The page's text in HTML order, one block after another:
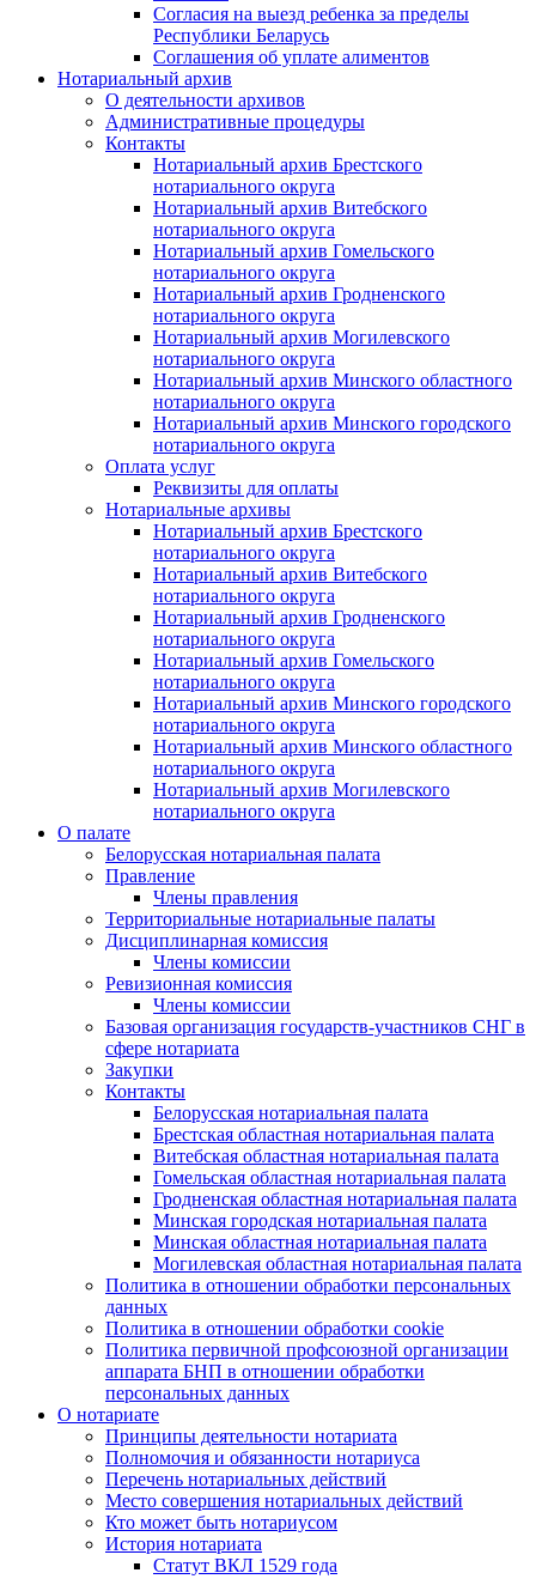
Согласия на выезд ребенка за пределы
Республики Беларусь
Соглашения об уплате алиментов
Нотариальный архив
О деятельности архивов
Административные процедуры
Контакты
Нотариальный архив Брестского
нотариального округа
Нотариальный архив Витебского
нотариального округа
Нотариальный архив Гомельского
нотариального округа
Нотариальный архив Гродненского
нотариального округа
Нотариальный архив Могилевского
нотариального округа
Нотариальный архив Минского областного
нотариального округа
Нотариальный архив Минского городского
нотариального округа
Оплата услуг
Реквизиты для оплаты
Нотариальные архивы
Нотариальный архив Брестского
нотариального округа
Нотариальный архив Витебского
нотариального округа
Нотариальный архив Гродненского
нотариального округа
Нотариальный архив Гомельского
нотариального округа
Нотариальный архив Минского городского
нотариального округа
Нотариальный архив Минского областного
нотариального округа
Нотариальный архив Могилевского
нотариального округа
О палате
Белорусская нотариальная палата
Правление
Члены правления
Территориальные нотариальные палаты
Дисциплинарная комиссия
Члены комиссии
Ревизионная комиссия
Члены комиссии
Базовая организация государств-участников СНГ в
сфере нотариата
Закупки
Контакты
Белорусская нотариальная палата
Брестская областная нотариальная палата
Витебская областная нотариальная палата
Гомельская областная нотариальная палата
Гродненская областная нотариальная палата
Минская городская нотариальная палата
Минская областная нотариальная палата
Могилевская областная нотариальная палата
Политика в отношении обработки персональных
данных
Политика в отношении обработки cookie
Политика первичной профсоюзной организации
аппарата БНП в отношении обработки
персональных данных
О нотариате
Принципы деятельности нотариата
Полномочия и обязанности нотариуса
Перечень нотариальных действий
Место совершения нотариальных действий
Кто может быть нотариусом
История нотариата
Статут ВКЛ 1529 года